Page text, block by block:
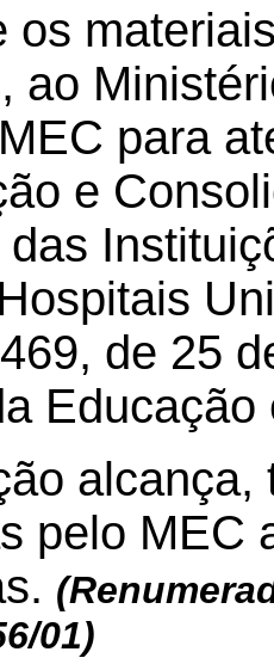
os
ao
para
e
de 25
pelo MEC
01)